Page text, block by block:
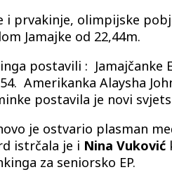
prvakinje, olimpijske
Jamajke od 22,44m.
postavili : Jamajčanke
Amerikanka Alaysha
postavila je novi
je ostvario plasman
istrčala je i Nina Vuković
za seniorsko EP.